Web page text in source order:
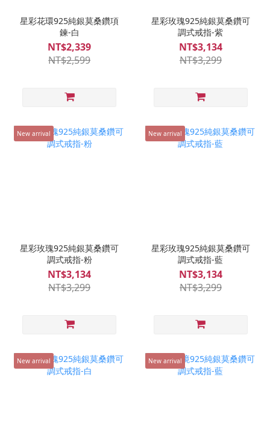
星彩花環925純銀莫桑鑽項
鍊-白
NT$2,339
NT$2,599
星彩玫瑰925純銀莫桑鑽可
調式戒指-紫
NT$3,134
NT$3,299
New arrival
星彩玫瑰925純銀莫桑鑽可
調式戒指-粉
NT$3,134
NT$3,299
New arrival
星彩玫瑰925純銀莫桑鑽可
調式戒指-藍
NT$3,134
NT$3,299
New arrival New arrival